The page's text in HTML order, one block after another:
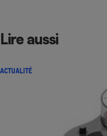
Lire aussi
ACTUALITÉ